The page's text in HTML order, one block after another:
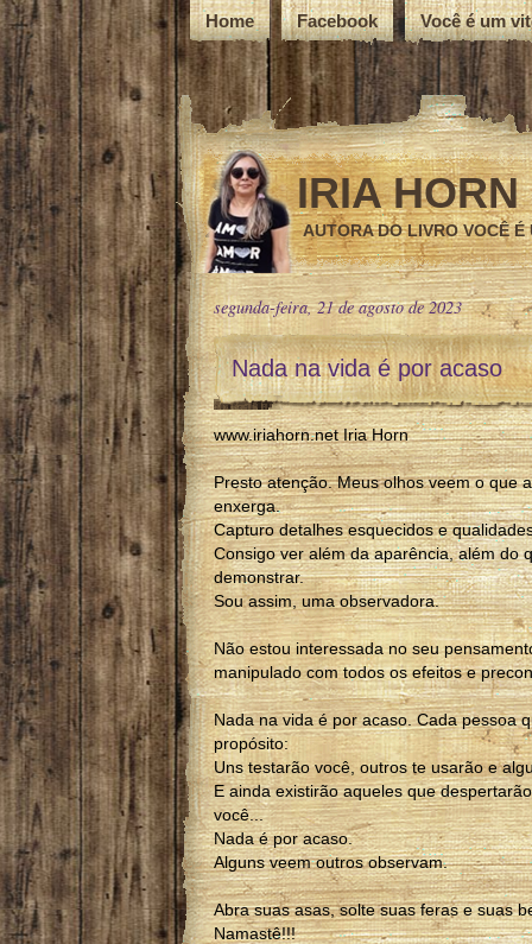
Home Facebook Você é um
IRIA HORN
AUTORA DO LIVRO VOCÊ É
segunda-feira, 21 de agosto de 2023
Nada na vida é por acaso
www.iriahorn.net Iria Horn
Presto atenção. Meus olhos veem o que
enxerga.
Capturo detalhes esquecidos e
Consigo ver além da aparência, além do
demonstrar.
Sou assim, uma observadora.
Não estou interessada no seu
manipulado com todos os efeitos e
Nada na vida é por acaso. Cada pessoa
propósito:
Uns testarão você, outros te usarão e
E ainda existirão aqueles que
você...
Nada é por acaso.
Alguns veem outros observam.
Abra suas asas, solte suas feras e suas
Namastê!!!